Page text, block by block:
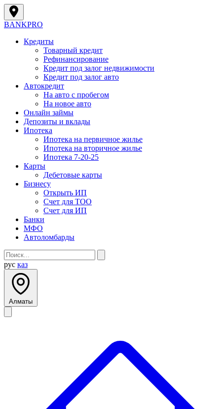
BANKPRO
Кредиты
Товарный кредит
Рефинансирование
Кредит под залог недвижимости
Кредит под залог авто
Автокредит
На авто с пробегом
На новое авто
Онлайн займы
Депозиты и вклады
Ипотека
Ипотека на первичное жилье
Ипотека на вторичное жилье
Ипотека 7-20-25
Карты
Дебетовые карты
Бизнесу
Открыть ИП
Cчет для ТОО
Счет для ИП
Банки
МФО
Автоломбарды
рус қаз
Алматы